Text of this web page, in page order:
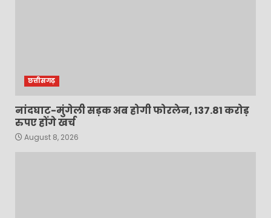
छत्तीसगढ़
नांदघाट-मुंगेली सड़क अब होगी फोरलेन, 137.81 करोड़
रुपए होंगे खर्च
August 8, 2026